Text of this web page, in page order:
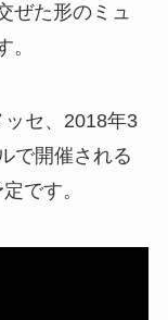
ぜた形のミュ
。
セ、2018年3
で開催される
です。